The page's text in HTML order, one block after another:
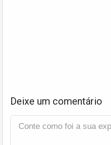
Deixe um comentário